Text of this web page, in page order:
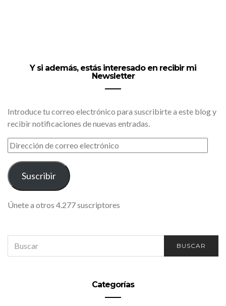
Y si además, estás interesado en recibir mi
Newsletter
Introduce tu correo electrónico para suscribirte a este blog y
recibir notificaciones de nuevas entradas.
DIRECCIÓN
DE
CORREO
ELECTRÓNICO
Suscribir
Únete a otros 4.277 suscriptores
FOR:
BUSCAR
Categorías